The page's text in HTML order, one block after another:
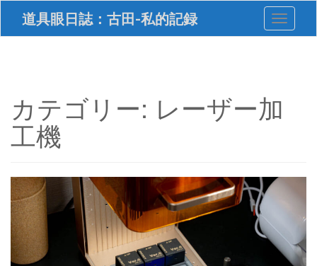
i
道具眼日誌：古田-私的記録 Toggle
カテゴリー: レーザー加
工機